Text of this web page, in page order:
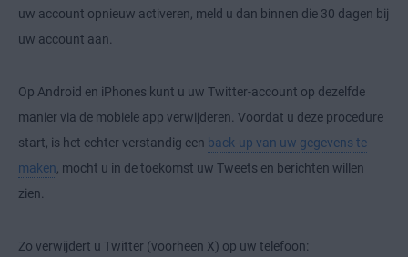
uw account opnieuw activeren, meld u dan binnen die 30 dagen bij
uw account aan.
Op Android en iPhones kunt u uw Twitter-account op dezelfde
manier via de mobiele app verwijderen. Voordat u deze procedure
start, is het echter verstandig een back-up van uw gegevens te
maken, mocht u in de toekomst uw Tweets en berichten willen
zien.
Zo verwijdert u Twitter (voorheen X) op uw telefoon: